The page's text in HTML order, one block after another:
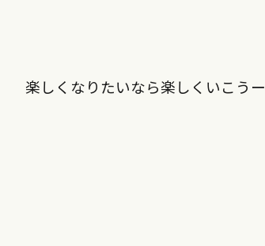
楽しくなりたいなら楽しくいこうー